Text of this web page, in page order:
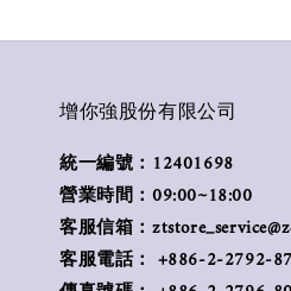
增你強股份有限公司
統一編號：12401698
營業時間：09:00~18:00
客服信箱：
客服電話： +886-2-2792-